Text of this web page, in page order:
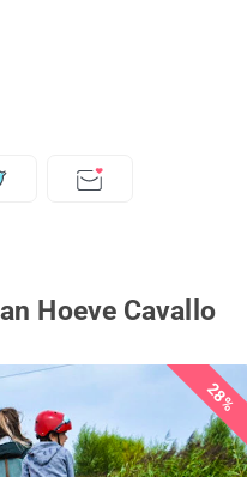
Hoeve Cavallo
28%